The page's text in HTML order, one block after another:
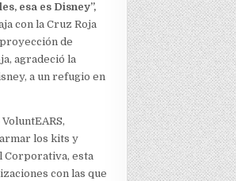
esa es Disney”,
con la Cruz Roja
de
agradeció la
a un refugio en
los kits y
Corporativa, esta
con las que